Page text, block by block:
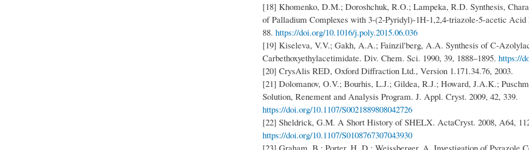
[18] Khomenko, D.M.; Doroshchuk, R.O.; Lampeka, R.D. Synthesis,
of Palladium Complexes with 3-(2-Pyridyl)-1H-1,2,4-triazole-5-acetic Acid
88. https://doi.org/10.1016/j.poly.2015.06.036
[19] Kiseleva, V.V.; Gakh, A.A.; Fainzil'berg, A.A. Synthesis of C-
Carbethoxyethylacetimidate. Div. Chem. Sci. 1990, 39, 1888–1895. https://
[20] CrysAlis RED, Oxford Diffraction Ltd., Version 1.171.34.76, 2003.
[21] Dolomanov, O.V.; Bourhis, L.J.; Gildea, R.J.; Howard, J.A.K.;
Solution, Renement and Analysis Program. J. Appl. Cryst. 2009, 42, 339.
https://doi.org/10.1107/S0021889808042726
[22] Sheldrick, G.M. A Short History of SHELX. ActaCryst. 2008, A64,
https://doi.org/10.1107/S0108767307043930